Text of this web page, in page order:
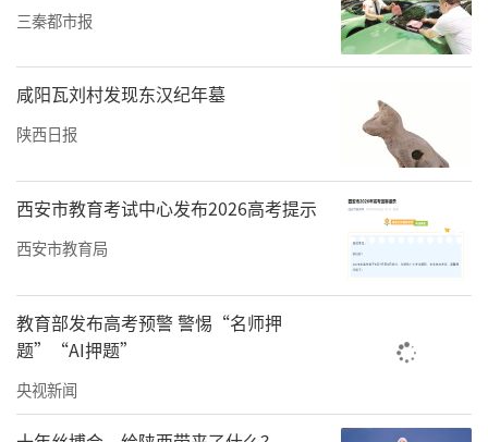
三秦都市报
咸阳瓦刘村发现东汉纪年墓
陕西日报
西安市教育考试中心发布2026高考提示
西安市教育局
教育部发布高考预警 警惕“名师押
题”“AI押题”
央视新闻